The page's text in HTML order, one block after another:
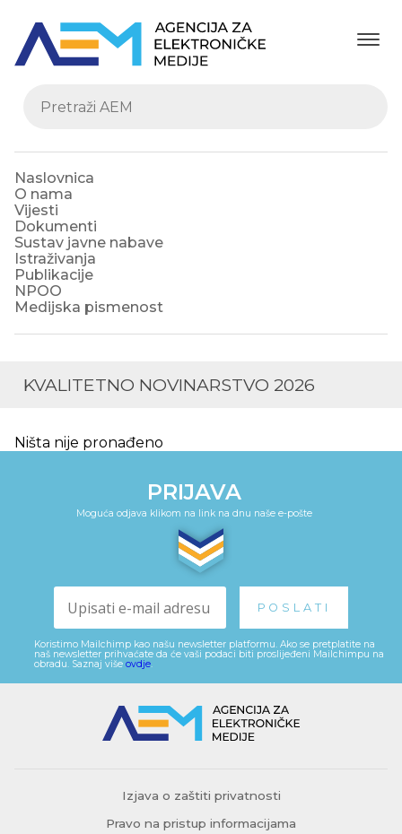
Naslovnica
O nama
Vijesti
Dokumenti
Sustav javne nabave
Istraživanja
Publikacije
NPOO
Medijska pismenost
KVALITETNO NOVINARSTVO 2026
Ništa nije pronađeno
PRIJAVA
Moguća odjava klikom na link na dnu naše e-pošte
Koristimo Mailchimp kao našu newsletter platformu. Ako se pretplatite na
naš newsletter prihvaćate da će vaši podaci biti proslijeđeni Mailchimpu na
obradu. Saznaj više ovdje.
Izjava o zaštiti privatnosti
Pravo na pristup informacijama